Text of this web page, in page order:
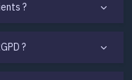
?
?